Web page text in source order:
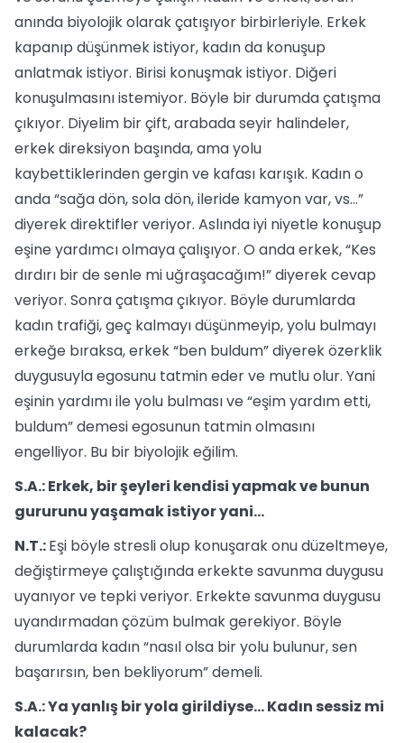
anında biyolojik olarak çatışıyor birbirleriyle. Erkek
kapanıp düşünmek istiyor, kadın da konuşup
anlatmak istiyor. Birisi konuşmak istiyor. Diğeri
konuşulmasını istemiyor. Böyle bir durumda çatışma
çıkıyor. Diyelim bir çift, arabada seyir halindeler,
erkek direksiyon başında, ama yolu
kaybettiklerinden gergin ve kafası karışık. Kadın o
anda “sağa dön, sola dön, ileride kamyon var, vs…”
diyerek direktifler veriyor. Aslında iyi niyetle konuşup
eşine yardımcı olmaya çalışıyor. O anda erkek, “Kes
dırdırı bir de senle mi uğraşacağım!” diyerek cevap
veriyor. Sonra çatışma çıkıyor. Böyle durumlarda
kadın trafiği, geç kalmayı düşünmeyip, yolu bulmayı
erkeğe bıraksa, erkek “ben buldum” diyerek özerklik
duygusuyla egosunu tatmin eder ve mutlu olur. Yani
eşinin yardımı ile yolu bulması ve “eşim yardım etti,
buldum” demesi egosunun tatmin olmasını
engelliyor. Bu bir biyolojik eğilim.
S.A.: Erkek, bir şeyleri kendisi yapmak ve bunun
gururunu yaşamak istiyor yani...
N.T.:Eşi böyle stresli olup konuşarak onu düzeltmeye,
değiştirmeye çalıştığında erkekte savunma duygusu
uyanıyor ve tepki veriyor. Erkekte savunma duygusu
uyandırmadan çözüm bulmak gerekiyor. Böyle
durumlarda kadın “nasıl olsa bir yolu bulunur, sen
başarırsın, ben bekliyorum” demeli.
S.A.: Ya yanlış bir yola girildiyse… Kadın sessiz mi
kalacak?